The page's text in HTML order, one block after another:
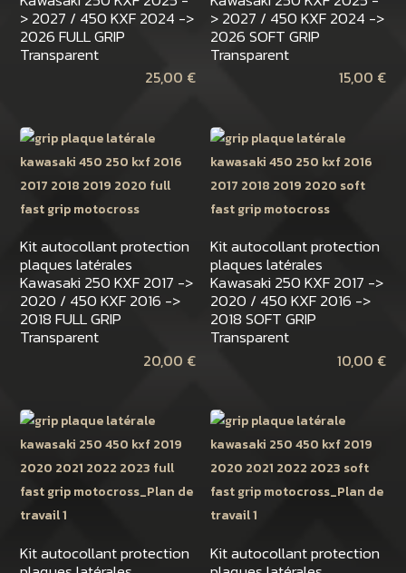
> 2027 / 450 KXF 2024 ->
2026 FULL GRIP
Transparent
25,00 €
> 2027 / 450 KXF 2024 ->
2026 SOFT GRIP
Transparent
15,00 €
Kit autocollant protection
plaques latérales
Kawasaki 250 KXF 2017 ->
2020 / 450 KXF 2016 ->
2018 FULL GRIP
Transparent
20,00 €
Kit autocollant protection
plaques latérales
Kawasaki 250 KXF 2017 ->
2020 / 450 KXF 2016 ->
2018 SOFT GRIP
Transparent
10,00 €
Kit autocollant protection Kit autocollant protection